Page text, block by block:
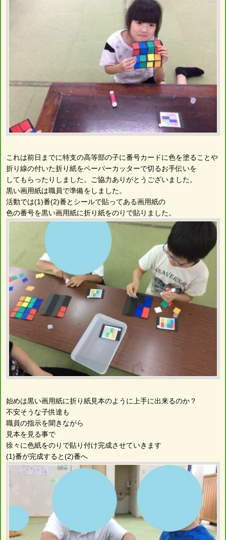
これは前日までに特支の高等部の子に番号カードに色を塗ることや
折り線の付いた折り紙をペーパーカッターで切るお手伝いを
してもらったりしました。ご協力ありがとうございました。
黒い画用紙は職員で準備をしました。
活動では(1)番(2)番とシールで貼ってある画用紙の
色の番号を黒い画用紙に折り紙をのりで貼りました。
始めは黒い画用紙に折り紙見本のように上手に出来るのか？
不安そうな子供達も
職員の指示を聞きながら
見本を見る事で
徐々に色紙をのりで貼り付け完成させていきます
(1)番が完成すると(2)番へ